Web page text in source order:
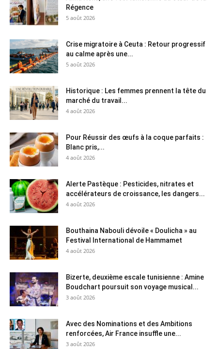
Régence
5 août 2026
Crise migratoire à Ceuta : Retour progressif
au calme après une...
5 août 2026
Historique : Les femmes prennent la tête du
marché du travail...
4 août 2026
Pour Réussir des œufs à la coque parfaits :
Blanc pris,...
4 août 2026
Alerte Pastèque : Pesticides, nitrates et
accélérateurs de croissance, les dangers...
4 août 2026
Bouthaina Nabouli dévoile « Doulicha » au
Festival International de Hammamet
4 août 2026
Bizerte, deuxième escale tunisienne : Amine
Boudchart poursuit son voyage musical...
3 août 2026
Avec des Nominations et des Ambitions
renforcées, Air France insuffle une...
3 août 2026